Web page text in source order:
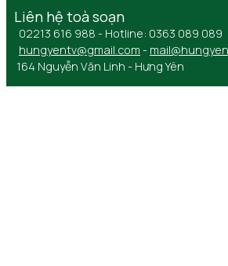
Liên hệ toà soạn
02213 616 988 - Hotline: 0363 089 089
hungyentv@gmail.com -
164 Nguyễn Văn Linh - Hưng Yên